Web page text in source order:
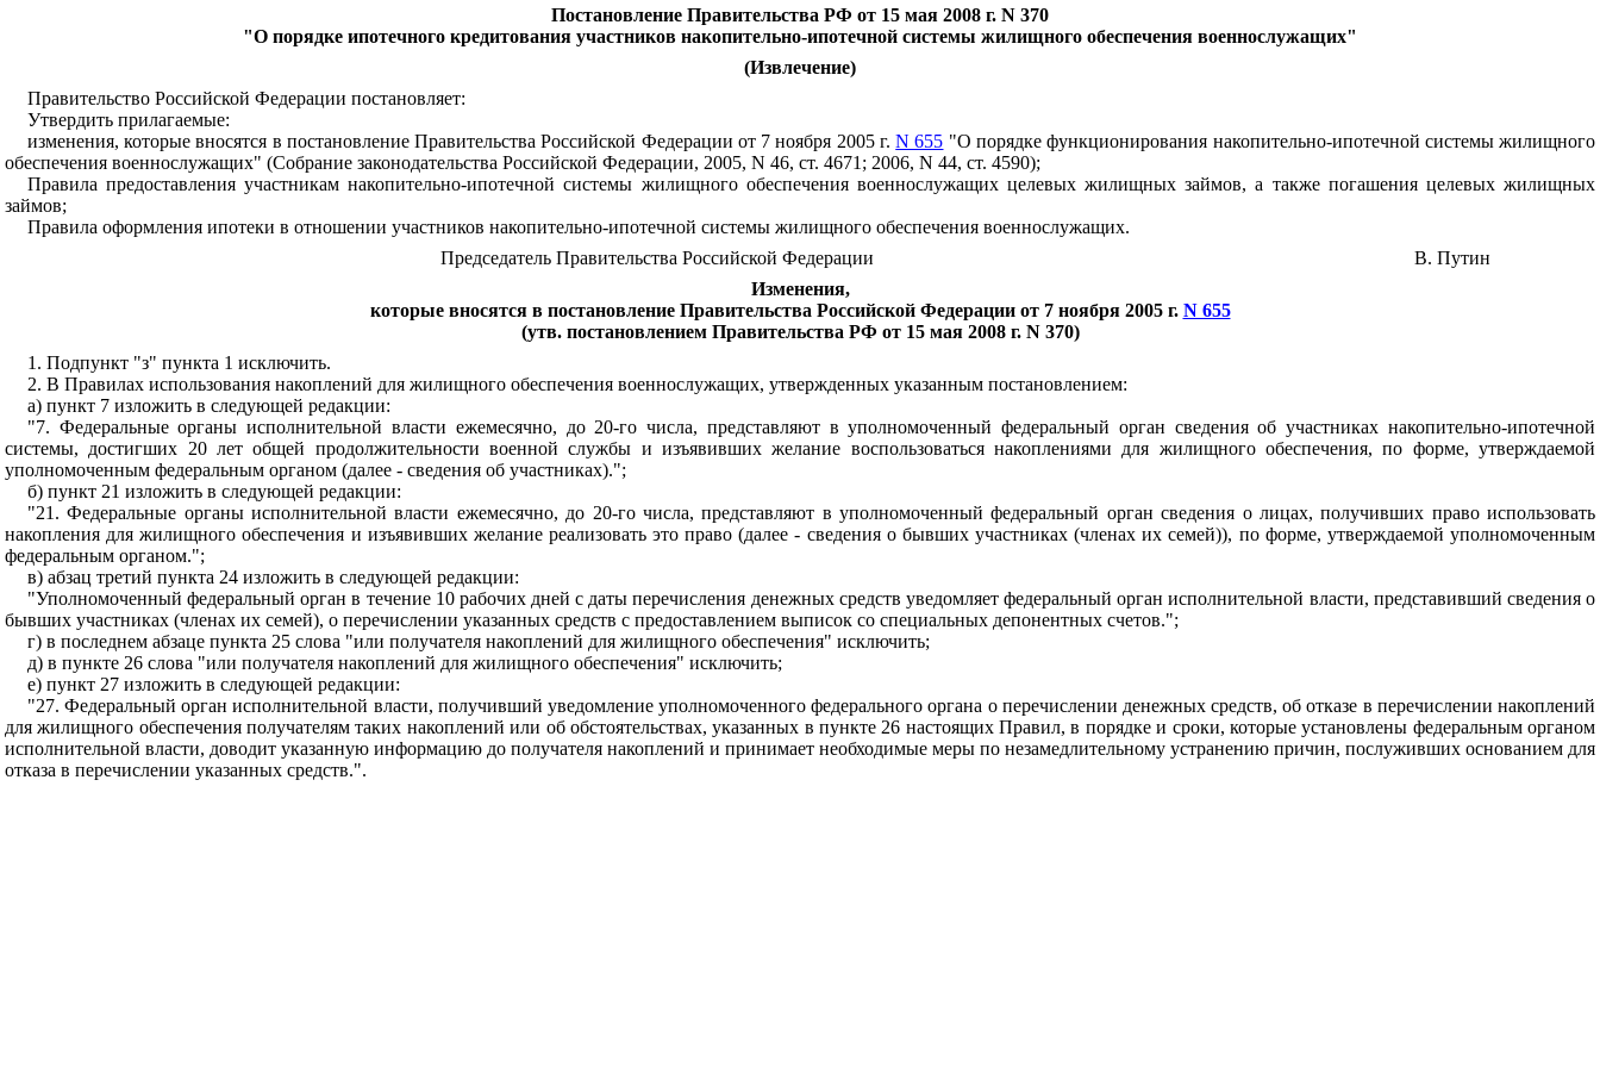
Постановление Правительства РФ от 15 мая 2008 г. N 370
"О порядке ипотечного кредитования участников накопительно-ипотечной системы жилищного обеспечения военнослужащих"
(Извлечение)
Правительство Российской Федерации постановляет:
Утвердить прилагаемые:
изменения, которые вносятся в постановление Правительства Российской Федерации от 7 ноября 2005 г.N 655 "О порядке функционирования накопительно-ипотечной системы жилищного
обеспечения военнослужащих" (Собрание законодательства Российской Федерации, 2005, N 46, ст. 4671; 2006, N 44, ст. 4590);
Правила предоставления участникам накопительно-ипотечной системы жилищного обеспечения военнослужащих целевых жилищных займов, а также погашения целевых жилищных
займов;
Правила оформления ипотеки в отношении участников накопительно-ипотечной системы жилищного обеспечения военнослужащих.
Председатель Правительства Российской Федерации
В. Путин
Изменения,
которые вносятся в постановление Правительства Российской Федерации от 7 ноября 2005 г. N 655
(утв. постановлением Правительства РФ от 15 мая 2008 г. N 370)
1. Подпункт "з" пункта 1 исключить.
2. В Правилах использования накоплений для жилищного обеспечения военнослужащих, утвержденных указанным постановлением:
а) пункт 7 изложить в следующей редакции:
"7. Федеральные органы исполнительной власти ежемесячно, до 20-го числа, представляют в уполномоченный федеральный орган сведения об участниках накопительно-ипотечной
системы, достигших 20 лет общей продолжительности военной службы и изъявивших желание воспользоваться накоплениями для жилищного обеспечения, по форме, утверждаемой
уполномоченным федеральным органом (далее - сведения об участниках).";
б) пункт 21 изложить в следующей редакции:
"21. Федеральные органы исполнительной власти ежемесячно, до 20-го числа, представляют в уполномоченный федеральный орган сведения о лицах, получивших право использовать
накопления для жилищного обеспечения и изъявивших желание реализовать это право (далее - сведения о бывших участниках (членах их семей)), по форме, утверждаемой уполномоченным
федеральным органом.";
в) абзац третий пункта 24 изложить в следующей редакции:
"Уполномоченный федеральный орган в течение 10 рабочих дней с даты перечисления денежных средств уведомляет федеральный орган исполнительной власти, представивший сведения о
бывших участниках (членах их семей), о перечислении указанных средств с предоставлением выписок со специальных депонентных счетов.";
г) в последнем абзаце пункта 25 слова "или получателя накоплений для жилищного обеспечения" исключить;
д) в пункте 26 слова "или получателя накоплений для жилищного обеспечения" исключить;
е) пункт 27 изложить в следующей редакции:
"27. Федеральный орган исполнительной власти, получивший уведомление уполномоченного федерального органа о перечислении денежных средств, об отказе в перечислении накоплений
для жилищного обеспечения получателям таких накоплений или об обстоятельствах, указанных в пункте 26 настоящих Правил, в порядке и сроки, которые установлены федеральным органом
исполнительной власти, доводит указанную информацию до получателя накоплений и принимает необходимые меры по незамедлительному устранению причин, послуживших основанием для
отказа в перечислении указанных средств.".